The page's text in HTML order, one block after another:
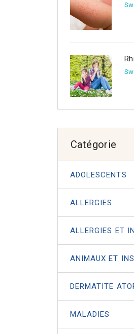
Catégorie
ADOLESCENTS
ALLERGIES
ALLERGIES ET
ANIMAUX ET
DERMATITE
MALADIES